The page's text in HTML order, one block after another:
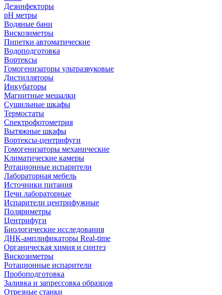
Дезинфекторы
рН метры
Водяные бани
Вискозиметры
Пипетки автоматические
Водоподготовка
Вортексы
Гомогенизаторы ультразвуковые
Дистилляторы
Инкубаторы
Магнитные мешалки
Сушильные шкафы
Термостаты
Спектрофотометрия
Вытяжные шкафы
Вортексы-центрифуги
Гомогенизаторы механические
Климатические камеры
Ротационные испарители
Лабораторная мебель
Источники питания
Печи лабораторные
Испарители центрифужные
Поляриметры
Центрифуги
Биологические исследования
ДНК-амплификаторы Real-time
Органическая химия и синтез
Вискозиметры
Ротационные испарители
Пробоподготовка
Заливка и запрессовка образцов
Отрезные станки